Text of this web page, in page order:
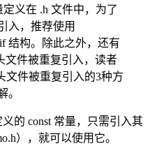
定义在 .h 文件中，为了
入，推荐使用
结构。除此之外，还有
文件被重复引入，读者
文件被重复引入的3种方
。
的 const 常量，只需引入其
），就可以使用它。